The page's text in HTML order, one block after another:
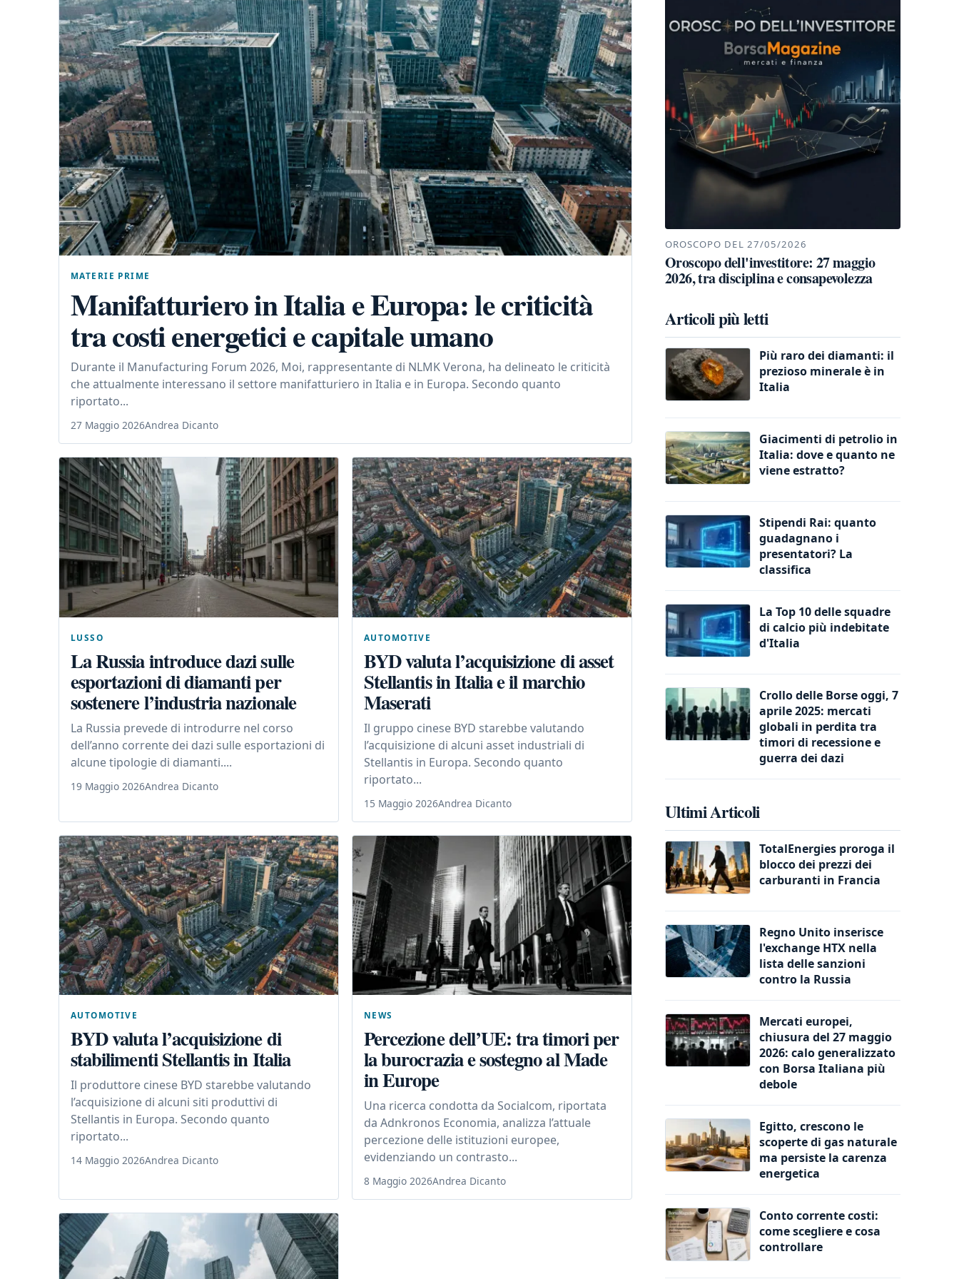
MATERIE PRIME
Manifatturiero in Italia e Europa: le criticità
tra costi energetici e capitale umano
Durante il Manufacturing Forum 2026, Moi, rappresentante di NLMK Verona, ha delineato le criticità
che attualmente interessano il settore manifatturiero in Italia e in Europa. Secondo quanto
riportato...
27 Maggio 2026Andrea Dicanto
LUSSO
La Russia introduce dazi sulle
esportazioni di diamanti per
sostenere l’industria nazionale
La Russia prevede di introdurre nel corso
dell’anno corrente dei dazi sulle esportazioni di
alcune tipologie di diamanti....
19 Maggio 2026Andrea Dicanto
AUTOMOTIVE
BYD valuta l’acquisizione di asset
Stellantis in Italia e il marchio
Maserati
Il gruppo cinese BYD starebbe valutando
l’acquisizione di alcuni asset industriali di
Stellantis in Europa. Secondo quanto
riportato...
15 Maggio 2026Andrea Dicanto
AUTOMOTIVE
BYD valuta l’acquisizione di
stabilimenti Stellantis in Italia
Il produttore cinese BYD starebbe valutando
l’acquisizione di alcuni siti produttivi di
Stellantis in Europa. Secondo quanto
riportato...
14 Maggio 2026Andrea Dicanto
NEWS
Percezione dell’UE: tra timori per
la burocrazia e sostegno al Made
in Europe
Una ricerca condotta da Socialcom, riportata
da Adnkronos Economia, analizza l’attuale
percezione delle istituzioni europee,
evidenziando un contrasto...
8 Maggio 2026Andrea Dicanto
OROSCOPO DEL 27/05/2026
Oroscopo dell'investitore: 27 maggio
2026, tra disciplina e consapevolezza
Articoli più letti
Più raro dei diamanti: il
prezioso minerale è in
Italia
Giacimenti di petrolio in
Italia: dove e quanto ne
viene estratto?
Stipendi Rai: quanto
guadagnano i
presentatori? La
classifica
La Top 10 delle squadre
di calcio più indebitate
d'Italia
Crollo delle Borse oggi, 7
aprile 2025: mercati
globali in perdita tra
timori di recessione e
guerra dei dazi
Ultimi Articoli
TotalEnergies proroga il
blocco dei prezzi dei
carburanti in Francia
Regno Unito inserisce
l'exchange HTX nella
lista delle sanzioni
contro la Russia
Mercati europei,
chiusura del 27 maggio
2026: calo generalizzato
con Borsa Italiana più
debole
Egitto, crescono le
scoperte di gas naturale
ma persiste la carenza
energetica
Conto corrente costi:
come scegliere e cosa
controllare